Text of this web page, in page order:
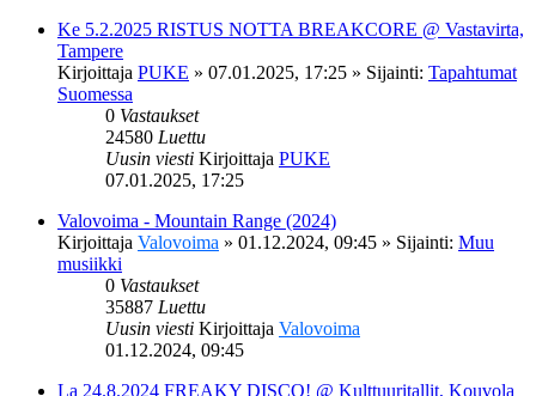
Ke 5.2.2025 RISTUS NOTTA BREAKCORE @ Vastavirta,
Tampere
Kirjoittaja PUKE » 07.01.2025, 17:25 » Sijainti: Tapahtumat
Suomessa
0 Vastaukset
24580 Luettu
Uusin viesti Kirjoittaja PUKE
07.01.2025, 17:25
Valovoima - Mountain Range (2024)
Kirjoittaja Valovoima » 01.12.2024, 09:45 » Sijainti: Muu
musiikki
0 Vastaukset
35887 Luettu
Uusin viesti Kirjoittaja Valovoima
01.12.2024, 09:45
La 24.8.2024 FREAKY DISCO! @ Kulttuuritallit, Kouvola